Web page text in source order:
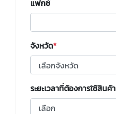
แฟกซ์
จังหวัด
ระยะเวลาที่ต้องการใช้สินค้า